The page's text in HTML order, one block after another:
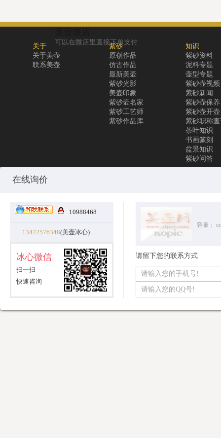
可以在微店里直接下单支付
关于
关于美壶
联系美壶
紫砂
原创作品
仿古作品
最新美壶
紫砂光影
美壶印象
紫砂壶名家
紫砂工艺师
紫砂作品库
知识
紫砂资料
泥料专题
壶型专题
紫砂壶视频
紫砂新闻
紫砂壶保养
紫砂壶开壶
紫砂职称
茶叶知识
书画篆刻
盆景知识
紫砂问答
Copyright © 2010-2025 All Rights Reserved
在线询价
10988468
13472576348(美壶冰心)
冰心微信
扫一扫
快速咨询
容量： cc
请留下您的联系方式